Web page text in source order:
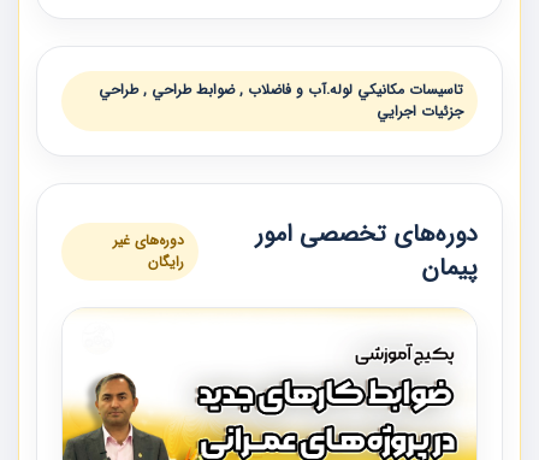
تاسيسات مكانيكي لوله.آب و فاضلاب , ضوابط طراحي , طراحي
جزئيات اجرايي
دوره‌های تخصصی امور
پیمان
دوره‌های غیر
رایگان